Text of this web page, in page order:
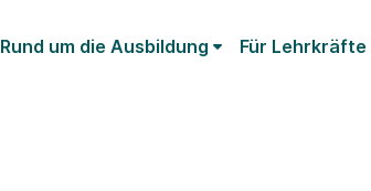
Rund um die Ausbildung Für Lehrkräfte